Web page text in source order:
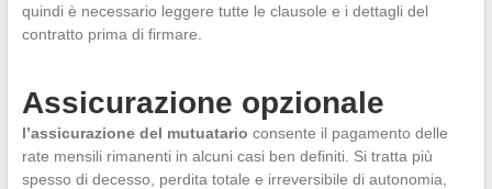
quindi è necessario leggere tutte le clausole e i dettagli del
contratto prima di firmare.
Assicurazione opzionale
l’assicurazione del mutuatario consente il pagamento delle
rate mensili rimanenti in alcuni casi ben definiti. Si tratta più
spesso di decesso, perdita totale e irreversibile di autonomia,